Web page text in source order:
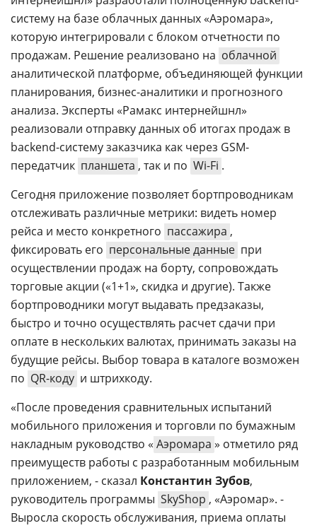
систему на базе облачных данных «Аэромара»,
которую интегрировали с блоком отчетности по
продажам. Решение реализовано на облачной
аналитической платформе, объединяющей функции
планирования, бизнес-аналитики и прогнозного
анализа. Эксперты «Рамакс интернейшнл»
реализовали отправку данных об итогах продаж в
backend-систему заказчика как через GSM-
передатчик планшета , так и по Wi-Fi .
Сегодня приложение позволяет бортпроводникам
отслеживать различные метрики: видеть номер
рейса и место конкретного пассажира ,
фиксировать его персональные данные при
осуществлении продаж на борту, сопровождать
торговые акции («1+1», скидка и другие). Также
бортпроводники могут выдавать предзаказы,
быстро и точно осуществлять расчет сдачи при
оплате в нескольких валютах, принимать заказы на
будущие рейсы. Выбор товара в каталоге возможен
по QR-коду и штрихкоду.
«После проведения сравнительных испытаний
мобильного приложения и торговли по бумажным
накладным руководство « Аэромара » отметило ряд
преимуществ работы с разработанным мобильным
приложением, - сказал Константин Зубов,
руководитель программы SkyShop , «Аэромар». -
Выросла скорость обслуживания, приема оплаты